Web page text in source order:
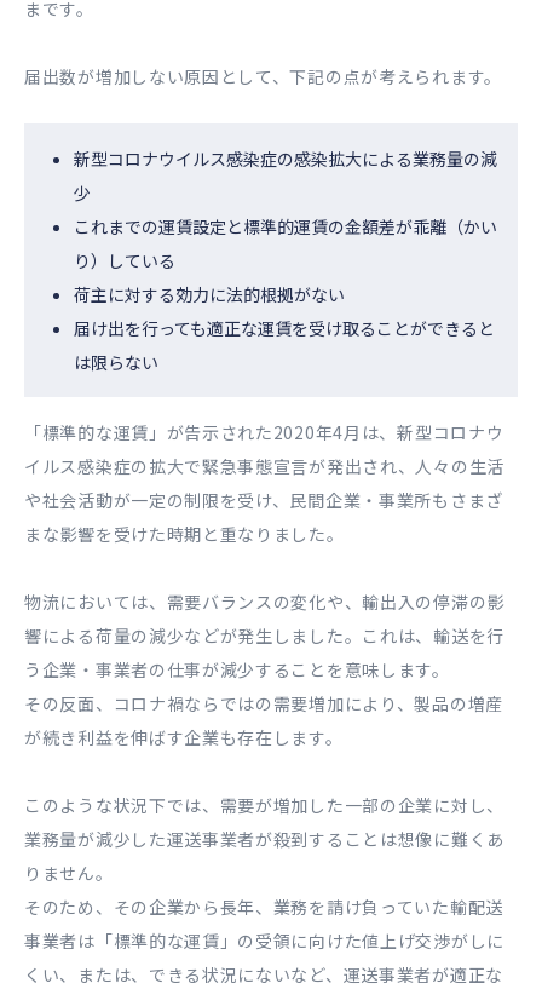
まです。
届出数が増加しない原因として、下記の点が考えられます。
新型コロナウイルス感染症の感染拡大による業務量の減
少
これまでの運賃設定と標準的運賃の金額差が乖離（かい
り）している
荷主に対する効力に法的根拠がない
届け出を行っても適正な運賃を受け取ることができると
は限らない
「標準的な運賃」が告示された2020年4月は、新型コロナウ
イルス感染症の拡大で緊急事態宣言が発出され、人々の生活
や社会活動が一定の制限を受け、民間企業・事業所もさまざ
まな影響を受けた時期と重なりました。
物流においては、需要バランスの変化や、輸出入の停滞の影
響による荷量の減少などが発生しました。これは、輸送を行
う企業・事業者の仕事が減少することを意味します。
その反面、コロナ禍ならではの需要増加により、製品の増産
が続き利益を伸ばす企業も存在します。
このような状況下では、需要が増加した一部の企業に対し、
業務量が減少した運送事業者が殺到することは想像に難くあ
りません。
そのため、その企業から長年、業務を請け負っていた輸配送
事業者は「標準的な運賃」の受領に向けた値上げ交渉がしに
くい、または、できる状況にないなど、運送事業者が適正な